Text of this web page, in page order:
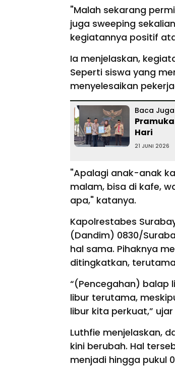
"Malah sekarang
juga sweeping
kegiatannya positif
Ia menjelaskan,
Seperti siswa yang
menyelesaikan
Baca Juga
Hari
21 JUNI 2026
"Apalagi anak-anak
malam, bisa di kafe,
apa," katanya.
Kapolrestabes
(Dandim) 0830/
hal sama. Pihaknya
ditingkatkan,
“(Pencegahan) balap
libur terutama,
libur kita perkuat,”
Luthfie menjelaskan,
kini berubah. Hal
menjadi hingga pukul